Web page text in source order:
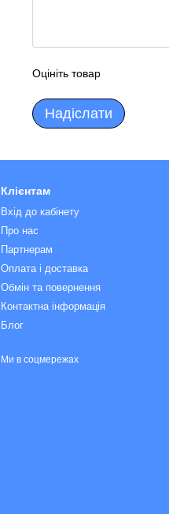
Оцініть товар
Надіслати
Клієнтам
Вхід до кабінету
Про нас
Партнерам
Оплата і доставка
Обмін та повернення
Контактна інформація
Блог
Ми в соцмережах